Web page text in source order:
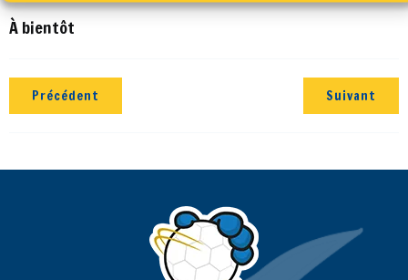
À bientôt
Précédent Suivant